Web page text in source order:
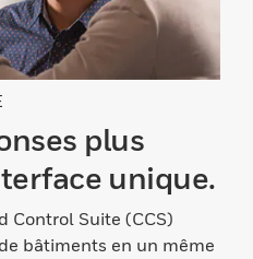
plus
unique.
Control Suite (CCS)
bâtiments en un même